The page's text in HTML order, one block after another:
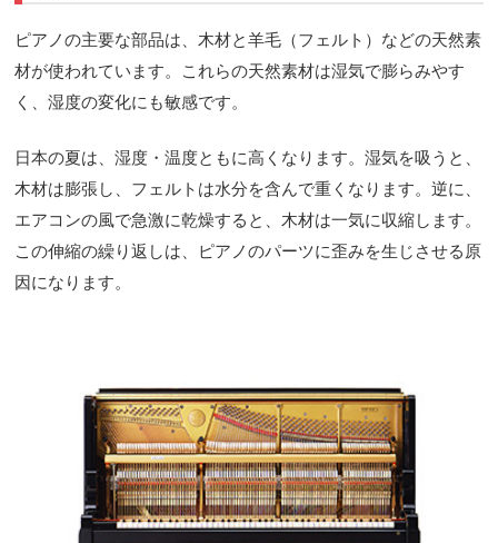
ピアノの主要な部品は、木材と羊毛（フェルト）などの天然素
材が使われています。これらの天然素材は湿気で膨らみやす
く、湿度の変化にも敏感です。
日本の夏は、湿度・温度ともに高くなります。湿気を吸うと、
木材は膨張し、フェルトは水分を含んで重くなります。逆に、
エアコンの風で急激に乾燥すると、木材は一気に収縮します。
この伸縮の繰り返しは、ピアノのパーツに歪みを生じさせる原
因になります。